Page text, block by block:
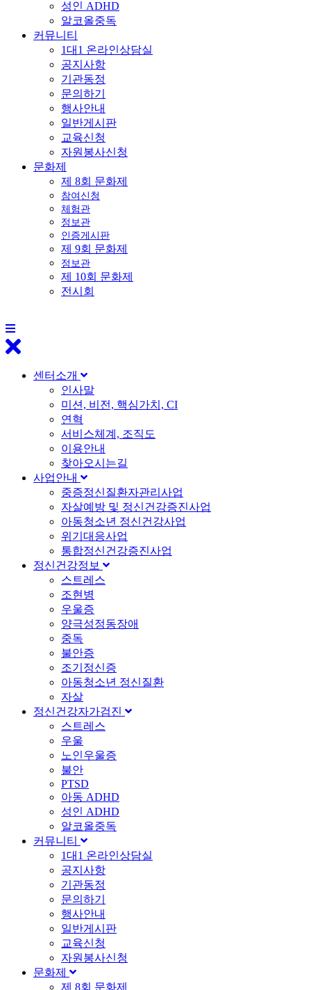
성인 ADHD
알코올중독
커뮤니티
1대1 온라인상담실
공지사항
기관동정
문의하기
행사안내
일반게시판
교육신청
자원봉사신청
문화제
제 8회 문화제
참여신청
체험관
정보관
인증게시판
제 9회 문화제
정보관
제 10회 문화제
전시회
센터소개
인사말
미션, 비전, 핵심가치, CI
연혁
서비스체계, 조직도
이용안내
찾아오시는길
사업안내
중증정신질환자관리사업
자살예방 및 정신건강증진사업
아동청소년 정신건강사업
위기대응사업
통합정신건강증진사업
정신건강정보
스트레스
조현병
우울증
양극성정동장애
중독
불안증
조기정신증
아동청소년 정신질환
자살
정신건강자가검진
스트레스
우울
노인우울증
불안
PTSD
아동 ADHD
성인 ADHD
알코올중독
커뮤니티
1대1 온라인상담실
공지사항
기관동정
문의하기
행사안내
일반게시판
교육신청
자원봉사신청
문화제
제 8회 문화제